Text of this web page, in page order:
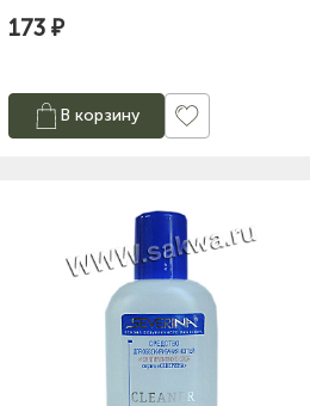
173 ₽
В корзину